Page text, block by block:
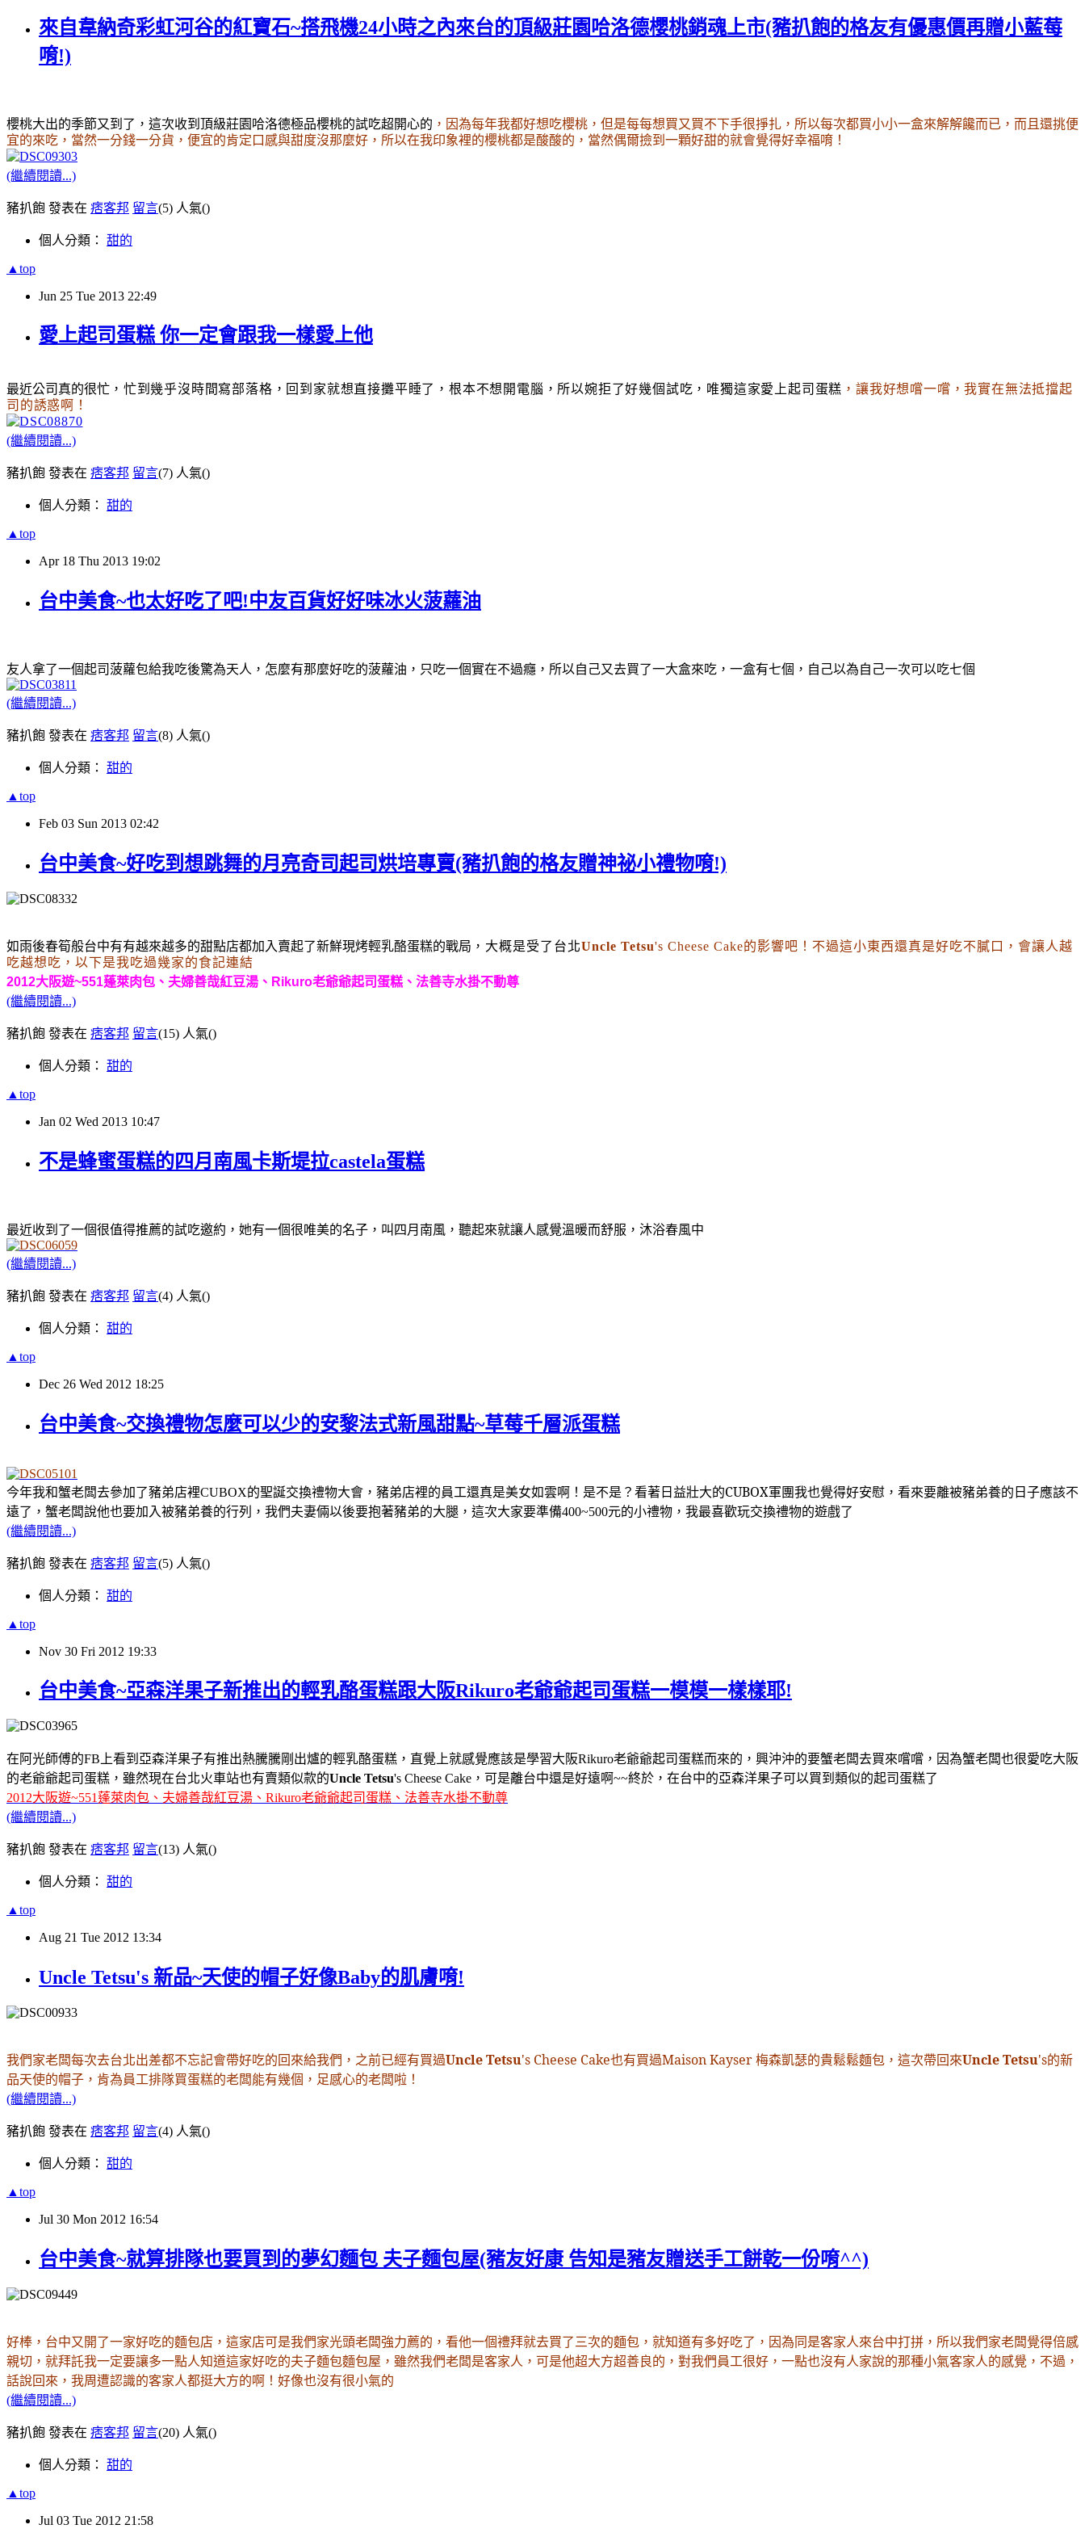
來自韋納奇彩虹河谷的紅寶石~搭飛機24小時之內來台的頂級莊園哈洛德櫻桃銷魂上市(豬扒飽的格友有優惠價再贈小藍莓
唷!)
櫻桃大出的季節又到了 ，這次收到頂級莊園哈洛德極品櫻桃的試吃超開心的 ，因為每年我都好想吃櫻桃 ，但是每每想買又買不下手很掙扎 ，所以每次都買小小一盒來解解饞而已 ，而且還挑便
宜的來吃 ，當然一分錢一分貨 ，便宜的肯定口感與甜度沒那麼好 ，所以在我印象裡的櫻桃都是酸酸的 ，當然偶爾撿到一顆好甜的就會覺得好幸福唷 ！
(繼續閱讀...)
豬扒飽 發表在 痞客邦 留言(5) 人氣()
個人分類： 甜的
▲top
Jun 25 Tue 2013 22:49
愛上起司蛋糕 你一定會跟我一樣愛上他
最近公司真的很忙 ，忙到幾乎沒時間寫部落格 ，回到家就想直接攤平睡了 ，根本不想開電腦 ，所以婉拒了好幾個試吃 ，唯獨這家愛上起司蛋糕 ，讓我好想嚐一嚐 ，我實在無法抵擋起
司的誘惑啊
！
(繼續閱讀...)
豬扒飽 發表在 痞客邦 留言(7) 人氣()
個人分類： 甜的
▲top
Apr 18 Thu 2013 19:02
台中美食~也太好吃了吧!中友百貨好好味冰火菠蘿油
友人拿了一個起司菠蘿包給我吃後驚為天人，怎麼有那麼好吃的菠蘿油，只吃一個實在不過癮，所以自己又去買了一大盒來吃，一盒有七個，自己以為自己一次可以吃七個
(繼續閱讀...)
豬扒飽 發表在 痞客邦 留言(8) 人氣()
個人分類： 甜的
▲top
Feb 03 Sun 2013 02:42
台中美食~好吃到想跳舞的月亮奇司起司烘培專賣(豬扒飽的格友贈神祕小禮物唷!)
如雨後春筍般台中有有越來越多的甜點店都加入賣起了新鮮現烤輕乳酪蛋糕的戰局 ，大概是受了台北Uncle Tetsu's Cheese Cake的影響吧 ！不過這小東西還真是好吃不膩口 ，會讓人越
吃越想吃 ， 以下是我吃過幾家的食記連結
2012大阪遊~551蓬萊肉包、夫婦善哉紅豆湯、Rikuro老爺爺起司蛋糕、法善寺水掛不動尊
(繼續閱讀...)
豬扒飽 發表在 痞客邦 留言(15) 人氣()
個人分類： 甜的
▲top
Jan 02 Wed 2013 10:47
不是蜂蜜蛋糕的四月南風卡斯堤拉castela蛋糕
最近收到了一個很值得推薦的試吃邀約 ，她有一個很唯美的名子 ，叫四月南風 ，聽起來就讓人感覺溫暖而舒服 ，沐浴春風中
(繼續閱讀...)
豬扒飽 發表在 痞客邦 留言(4) 人氣()
個人分類： 甜的
▲top
Dec 26 Wed 2012 18:25
台中美食~交換禮物怎麼可以少的安黎法式新風甜點~草莓千層派蛋糕
今年我和蟹老闆去參加了豬弟店裡CUBOX的聖誕交換禮物大會，豬弟店裡的員工還真是美女如雲啊！是不是 ？看著日益壯大的CUBOX軍團我也覺得好安慰，看來要離被豬弟養的日子應該不
遠了，蟹老闆說他也要加入被豬弟養的行列，我們夫妻倆以後要抱著豬弟的大腿，這次大家要準備400~500元的小禮物，我最喜歡玩交換禮物的遊戲了
(繼續閱讀...)
豬扒飽 發表在 痞客邦 留言(5) 人氣()
個人分類： 甜的
▲top
Nov 30 Fri 2012 19:33
台中美食~亞森洋果子新推出的輕乳酪蛋糕跟大阪Rikuro老爺爺起司蛋糕一模模一樣樣耶!
在阿光師傅的FB上看到亞森洋果子有推出熱騰騰剛出爐的輕乳酪蛋糕，直覺上就感覺應該是學習大阪Rikuro老爺爺起司蛋糕而來的 ，興沖沖的要蟹老闆去買來嚐嚐 ，因為蟹老闆也很愛吃大阪
的老爺爺起司蛋糕 ，雖然現在台北火車站也有賣類似款的Uncle Tetsu's Cheese Cake ，可是離台中還是好遠啊~~終於 ，在台中的亞森洋果子可以買到類似的起司蛋糕了
2012大阪遊~551蓬萊肉包、夫婦善哉紅豆湯、Rikuro老爺爺起司蛋糕、法善寺水掛不動尊
(繼續閱讀...)
豬扒飽 發表在 痞客邦 留言(13) 人氣()
個人分類： 甜的
▲top
Aug 21 Tue 2012 13:34
Uncle Tetsu's 新品~天使的帽子好像Baby的肌膚唷!
我們家老闆每次去台北出差都不忘記會帶好吃的回來給我們 ，之前已經有買過Uncle Tetsu's Cheese Cake也有買過Maison Kayser 梅森凱瑟的貴鬆鬆麵包 ，這次帶回來Uncle Tetsu's的新
品天使的帽子 ，肯為員工排隊買蛋糕的老闆能有幾個 ，足感心的老闆啦 ！
(繼續閱讀...)
豬扒飽 發表在 痞客邦 留言(4) 人氣()
個人分類： 甜的
▲top
Jul 30 Mon 2012 16:54
台中美食~就算排隊也要買到的夢幻麵包 夫子麵包屋(豬友好康 告知是豬友贈送手工餅乾一份唷^^)
好棒 ，台中又開了一家好吃的麵包店 ，這家店可是我們家光頭老闆強力薦的 ，看他一個禮拜就去買了三次的麵包 ，就知道有多好吃了 ，因為同是客家人來台中打拼 ，所以我們家老闆覺得倍感
親切 ，就拜託我一定要讓多一點人知道這家好吃的夫子麵包麵包屋 ，雖然我們老闆是客家人 ，可是他超大方超善良的 ，對我們員工很好 ， 一點也沒有人家說的那種小氣客家人的感覺 ，不過 ，
話說回來 ，我周遭認識的客家人都挺大方的啊 ！好像也沒有很小氣的
(繼續閱讀...)
豬扒飽 發表在 痞客邦 留言(20) 人氣()
個人分類： 甜的
▲top
Jul 03 Tue 2012 21:58